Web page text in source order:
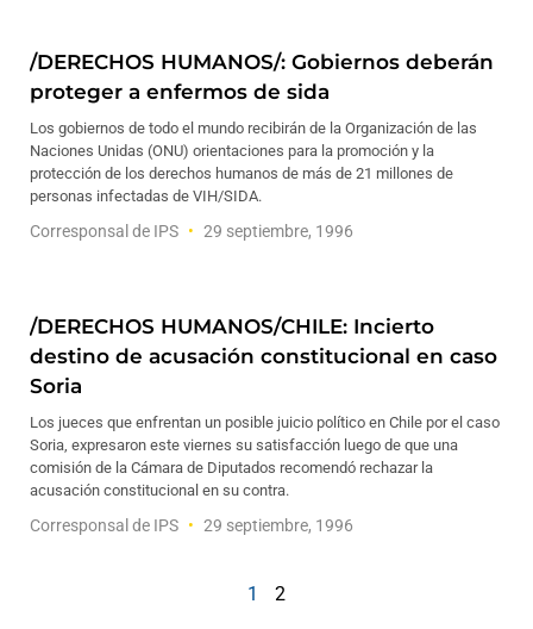
/DERECHOS HUMANOS/: Gobiernos deberán
proteger a enfermos de sida
Los gobiernos de todo el mundo recibirán de la Organización de las
Naciones Unidas (ONU) orientaciones para la promoción y la
protección de los derechos humanos de más de 21 millones de
personas infectadas de VIH/SIDA.
Corresponsal de IPS 29 septiembre, 1996
/DERECHOS HUMANOS/CHILE: Incierto
destino de acusación constitucional en caso
Soria
Los jueces que enfrentan un posible juicio político en Chile por el caso
Soria, expresaron este viernes su satisfacción luego de que una
comisión de la Cámara de Diputados recomendó rechazar la
acusación constitucional en su contra.
Corresponsal de IPS 29 septiembre, 1996
1 2